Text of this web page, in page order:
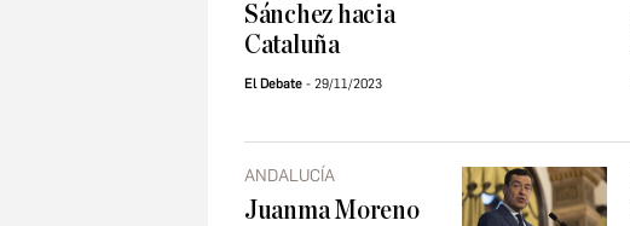
Sánchez hacia
Cataluña
El Debate 29/11/2023
ANDALUCÍA
Juanma Moreno